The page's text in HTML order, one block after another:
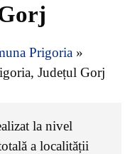
Prigoria »
Județul Gorj
la nivel
a localității